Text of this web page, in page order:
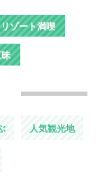
リゾート満喫
人気観光地